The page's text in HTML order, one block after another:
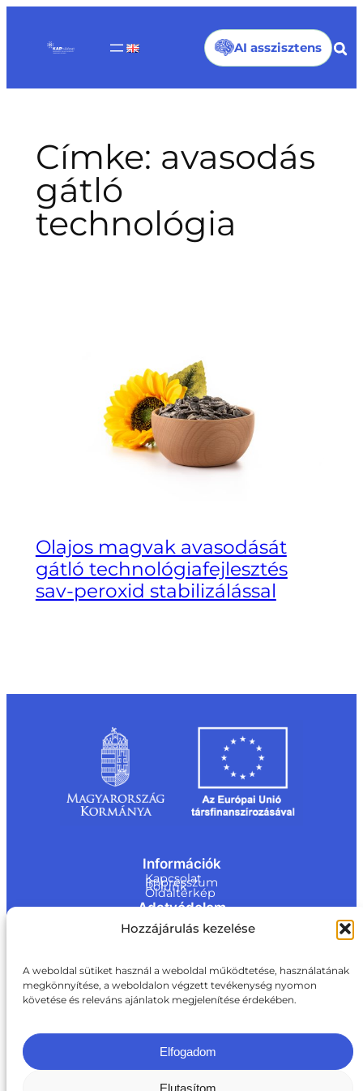
Hozzájárulás kezelése
A weboldal sütiket használ a weboldal működtetése, használatának
megkönnyítése, a weboldalon végzett tevékenység nyomon
követése és releváns ajánlatok megjelenítése érdekében.
Elfogadom
Elutasítom
tartalomhoz
AI asszisztens
Címke: avasodás
gátló
technológia
Olajos magvak avasodását
gátló technológiafejlesztés
sav-peroxid stabilizálással
Információk
Kapcsolat
Impresszum
Rólunk
Oldaltérkép
Adatvédelem
Jogi nyilatkozat
Adatvédelmi nyilatkozat
Akadálymentesítési nyilatkozat
ite@a
ki.gov.